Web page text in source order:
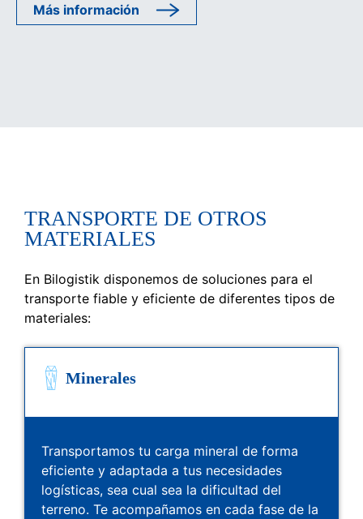
Más información
TRANSPORTE DE OTROS
MATERIALES
En Bilogistik disponemos de soluciones para el
transporte fiable y eficiente de diferentes tipos de
materiales:
Minerales
Transportamos tu carga mineral de forma
eficiente y adaptada a tus necesidades
logísticas, sea cual sea la dificultad del
terreno. Te acompañamos en cada fase de la